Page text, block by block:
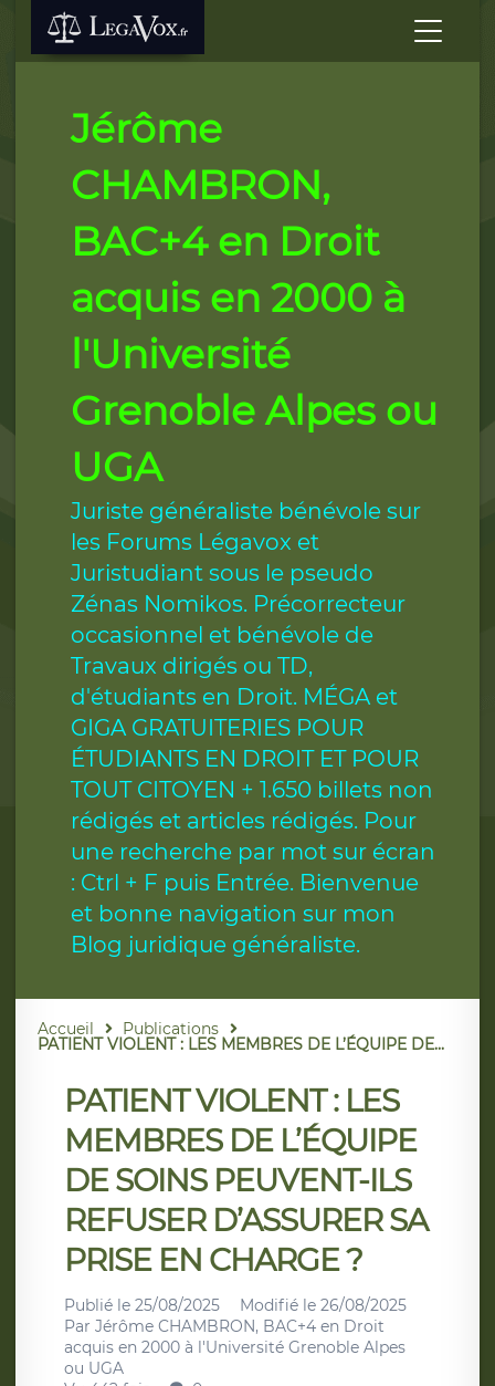
Jérôme
CHAMBRON,
BAC+4 en Droit
acquis en 2000 à
l'Université
Grenoble Alpes ou
UGA
Juriste généraliste bénévole sur
les Forums Légavox et
Juristudiant sous le pseudo
Zénas Nomikos. Précorrecteur
occasionnel et bénévole de
Travaux dirigés ou TD,
d'étudiants en Droit. MÉGA et
GIGA GRATUITERIES POUR
ÉTUDIANTS EN DROIT ET POUR
TOUT CITOYEN + 1.650 billets non
rédigés et articles rédigés. Pour
une recherche par mot sur écran
: Ctrl + F puis Entrée. Bienvenue
et bonne navigation sur mon
Blog juridique généraliste.
Accueil Publications
PATIENT VIOLENT : LES MEMBRES DE L’ÉQUIPE DE...
PATIENT VIOLENT : LES
MEMBRES DE L’ÉQUIPE
DE SOINS PEUVENT-ILS
REFUSER D’ASSURER SA
PRISE EN CHARGE ?
Publié le 25/08/2025 Modifié le 26/08/2025
Par Jérôme CHAMBRON, BAC+4 en Droit
acquis en 2000 à l'Université Grenoble Alpes
ou UGA